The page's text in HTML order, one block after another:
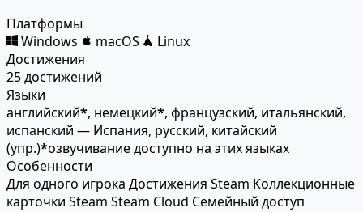
Платформы
Windows
macOS
Linux
Достижения
25 достижений
Языки
английский*, немецкий*, французский, итальянский,
испанский — Испания, русский, китайский
(упр.)*озвучивание доступно на этих языках
Особенности
Для одного игрока Достижения Steam Коллекционные
карточки Steam Steam Cloud Семейный доступ